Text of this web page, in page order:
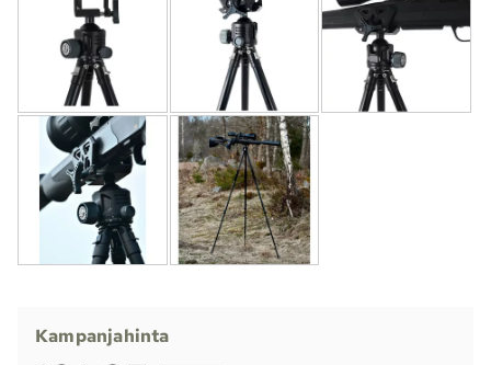
Kampanjahinta